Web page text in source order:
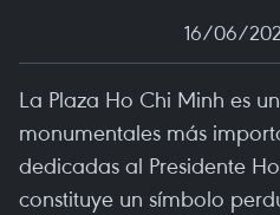
16/06/
La Plaza Ho Chi Minh es
monumentales más
dedicadas al Presidente
constituye un símbolo